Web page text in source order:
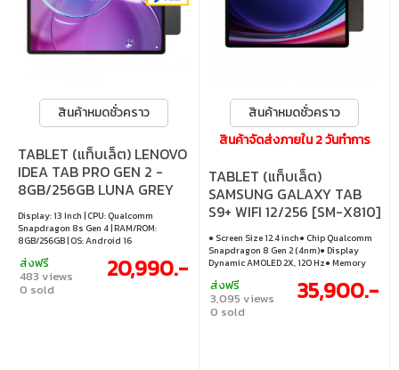
สินค้าหมดชั่วคราว
TABLET (แท็บเล็ต) LENOVO
IDEA TAB PRO GEN 2 -
8GB/256GB LUNA GREY
Display: 13 Inch | CPU: Qualcomm
Snapdragon 8s Gen 4 | RAM/ROM:
8GB/256GB | OS: Android 16
ส่งฟรี
483 views
0 sold
20,990.-
สินค้าหมดชั่วคราว
สินค้าจัดส่งภายใน 2 วันทำการ
TABLET (แท็บเล็ต)
SAMSUNG GALAXY TAB
S9+ WIFI 12/256 [SM-X810]
GRAPHITE
● Screen Size 12.4 inch● Chip Qualcomm
Snapdragon 8 Gen 2 (4nm)● Display
Dynamic AMOLED 2X, 120 Hz● Memory
13
ส่งฟรี
3,095 views
0 sold
35,900.-